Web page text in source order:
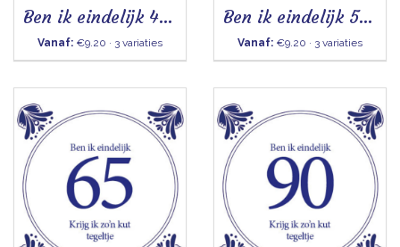
Ben ik eindelijk 40 - Tegeltje
Vanaf: €9.20 · 3 variaties
Ben ik eindelijk 50 - Tegeltje
Vanaf: €9.20 · 3 variaties